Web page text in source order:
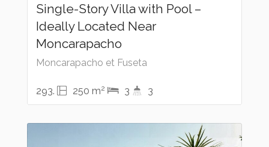
Single-Story Villa with Pool –
Ideally Located Near
Moncarapacho
Moncarapacho et Fuseta
293. 250 m2 3 3